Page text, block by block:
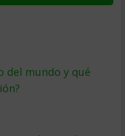
del mundo y qué